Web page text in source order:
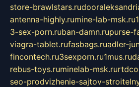
store-brawlstars.ru
antenna-highly.rumine-lab-msk.ru
3-sex-porn.ruban-damn.rupurse-
viagra-tablet.rufasbags.ruadler-
fincontech.ru3sexporn.ru1mus.ru
rebus-toys.ruminelab-msk.ru
seo-prodvizhenie-sajtov-